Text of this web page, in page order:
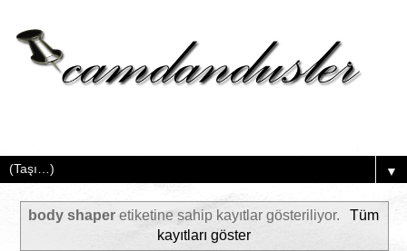
▼
body shaper etiketine sahip kayıtlar gösteriliyor.
Tüm
kayıtları göster